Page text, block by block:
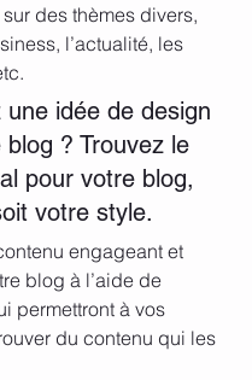
des thèmes divers,
l’actualité, les
une idée de design
? Trouvez le
pour votre blog,
votre style.
engageant et
blog à l’aide de
permettront à vos
du contenu qui les